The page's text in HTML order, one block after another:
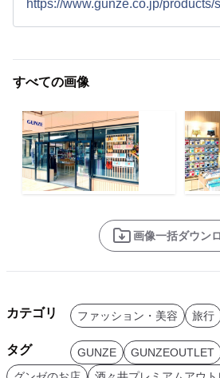
https://www.gunze.co.jp/products/
すべての画像
画像一括ダウン
カテゴリ ファッション・美容 旅行
タグ GUNZE GUNZEOUTLET